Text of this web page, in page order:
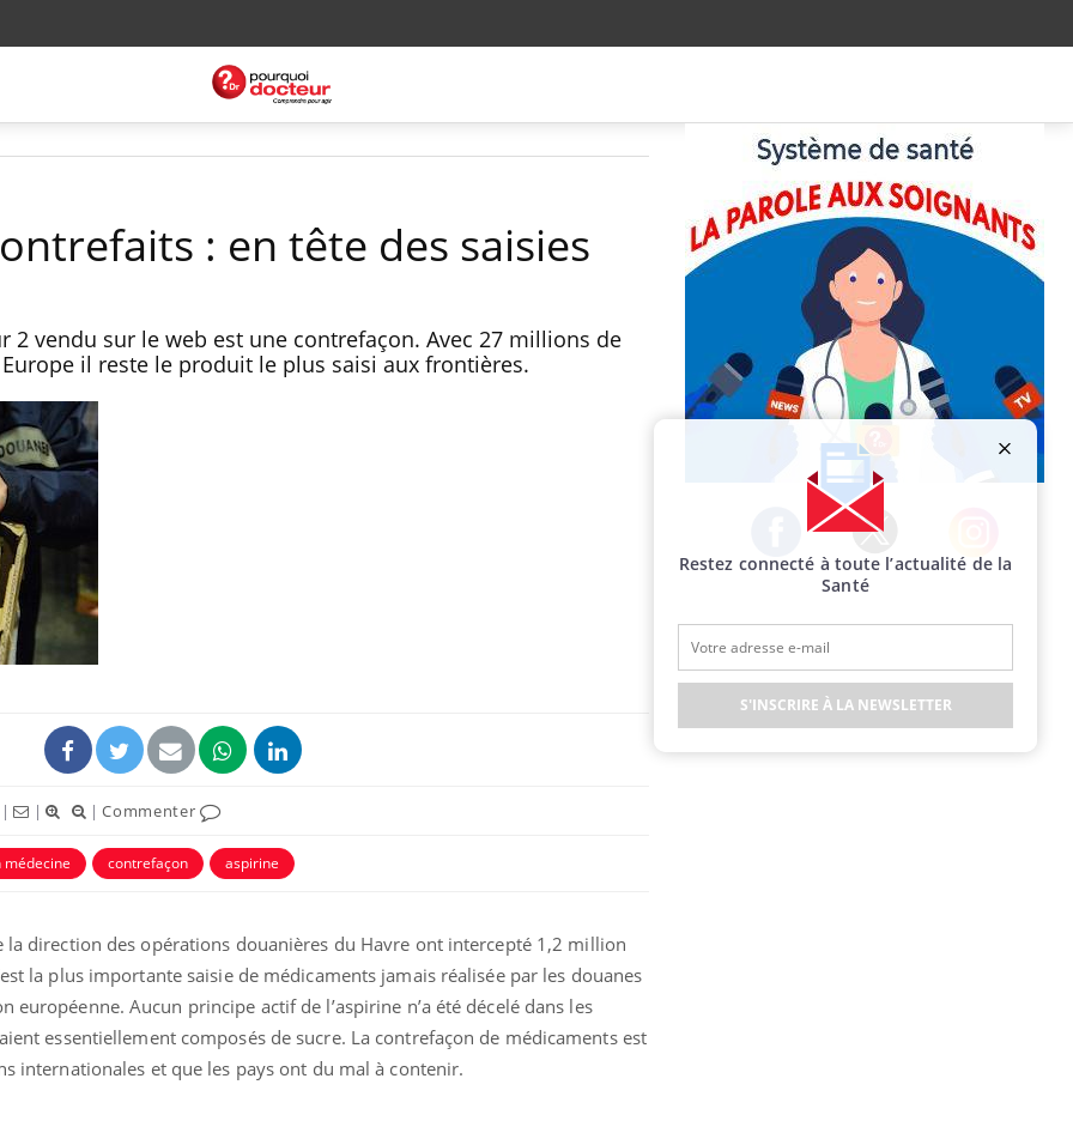
: en tête des saisies
2 vendu sur le web est une contrefaçon. Avec 27 millions de
il reste le produit le plus saisi aux frontières.
| | |Commenter
médecine contrefaçon aspirine
la direction des opérations douanières du Havre ont intercepté 1,2 million
la plus importante saisie de médicaments jamais réalisée par les douanes
européenne. Aucun principe actif de l’aspirine n’a été décelé dans les
essentiellement composés de sucre. La contrefaçon de médicaments est
internationales et que les pays ont du mal à contenir.
Facebook Twitter Instagram
Restez connecté à toute l’actualité de la
Santé
S'INSCRIRE À LA NEWSLETTER